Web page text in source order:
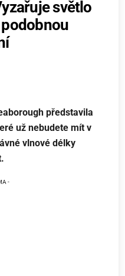
světlo
představila
už nebudete mít v
vlnové délky